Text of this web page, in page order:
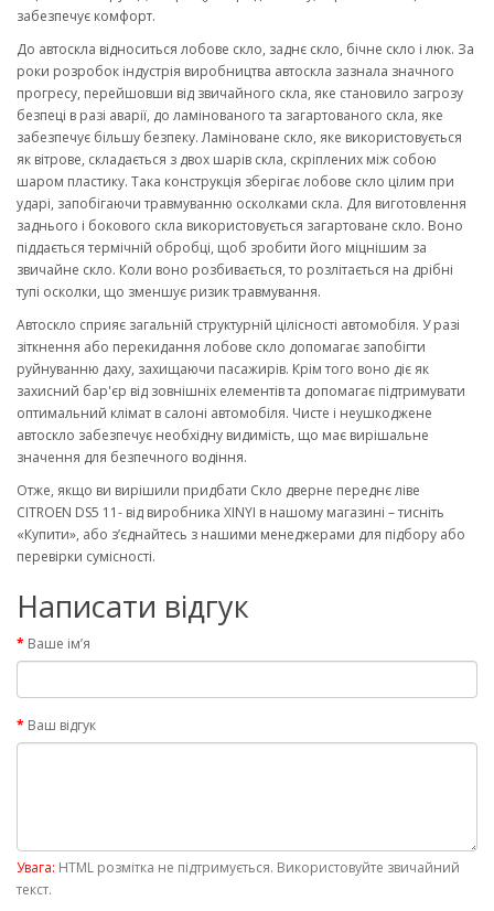
забезпечує комфорт.
До автоскла відноситься лобове скло, заднє скло, бічне скло і люк. За
роки розробок індустрія виробництва автоскла зазнала значного
прогресу, перейшовши від звичайного скла, яке становило загрозу
безпеці в разі аварії, до ламінованого та загартованого скла, яке
забезпечує більшу безпеку. Ламіноване скло, яке використовується
як вітрове, складається з двох шарів скла, скріплених між собою
шаром пластику. Така конструкція зберігає лобове скло цілим при
ударі, запобігаючи травмуванню осколками скла. Для виготовлення
заднього і бокового скла використовується загартоване скло. Воно
піддається термічній обробці, щоб зробити його міцнішим за
звичайне скло. Коли воно розбивається, то розлітається на дрібні
тупі осколки, що зменшує ризик травмування.
Автоскло сприяє загальній структурній цілісності автомобіля. У разі
зіткнення або перекидання лобове скло допомагає запобігти
руйнуванню даху, захищаючи пасажирів. Крім того воно діє як
захисний бар'єр від зовнішніх елементів та допомагає підтримувати
оптимальний клімат в салоні автомобіля. Чисте і неушкоджене
автоскло забезпечує необхідну видимість, що має вирішальне
значення для безпечного водіння.
Отже, якщо ви вирішили придбати Скло дверне переднє ліве
CITROEN DS5 11- від виробника XINYI в нашому магазині – тисніть
«Купити», або з’єднайтесь з нашими менеджерами для підбору або
перевірки сумісності.
Написати відгук
Ваше ім’я
Ваш відгук
Увага: HTML розмітка не підтримується. Використовуйте звичайний
текст.